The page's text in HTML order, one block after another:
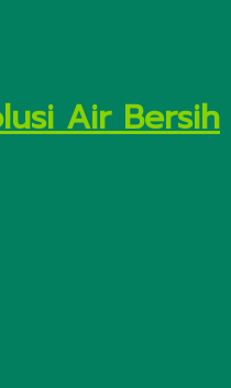
Air Bersih